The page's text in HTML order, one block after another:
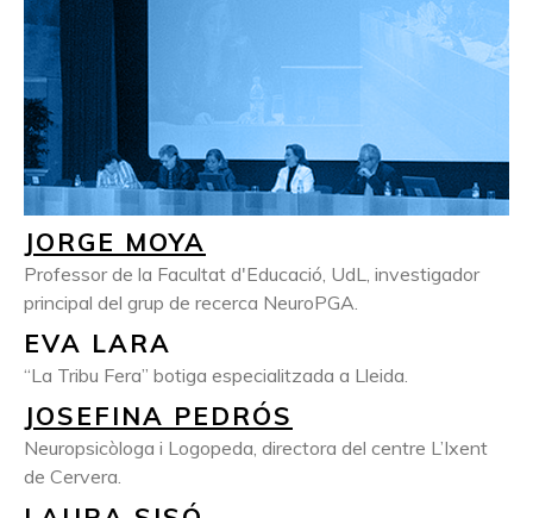
JORGE MOYA
Professor de la Facultat d'Educació, UdL, investigador
principal del grup de recerca NeuroPGA.
EVA LARA
“La Tribu Fera” botiga especialitzada a Lleida.
JOSEFINA PEDRÓS
Neuropsicòloga i Logopeda, directora del centre L’Ixent
de Cervera.